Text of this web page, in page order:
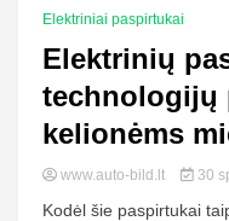
Elektriniai paspirtukai
Elektrinių
technologijų
kelionėms
www.auto-bild.lt 30
Kodėl šie paspirtukai